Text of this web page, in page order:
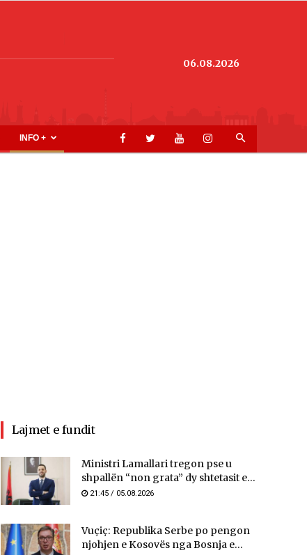
06.08.2026
INFO +
Lajmet e fundit
Ministri Lamallari tregon pse u
shpallën “non grata” dy shtetasit e...
21:45 / 05.08.2026
Vuçiç: Republika Serbe po pengon
njohjen e Kosovës nga Bosnja e...